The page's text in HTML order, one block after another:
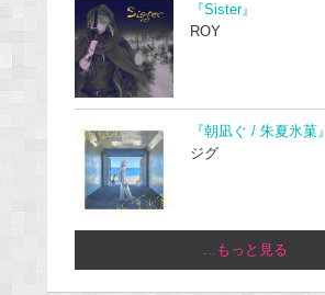
『Sister』
ROY
『朝凪ぐ / 朱夏氷菓』
ジグ
...もっと見る